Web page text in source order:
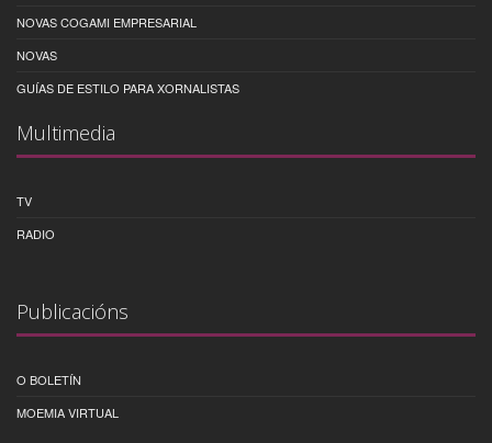
NOVAS COGAMI EMPRESARIAL
NOVAS
GUÍAS DE ESTILO PARA XORNALISTAS
Multimedia
TV
RADIO
Publicacións
O BOLETÍN
MOEMIA VIRTUAL